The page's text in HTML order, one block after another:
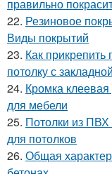
правильно
22. Резиновое
Виды покрытий
23. Как
потолку с
24. Кромка
для мебели
25. Потолки из
для потолков
26. Общая